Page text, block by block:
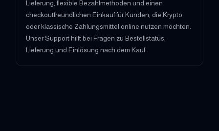
Lieferung, flexible Bezahlmethoden und einen
checkoutfreundlichen Einkauf für Kunden, die Krypto
oder klassische Zahlungsmittel online nutzen möchten.
Unser Support hilft bei Fragen zu Bestellstatus,
Lieferung und Einlösung nach dem Kauf.